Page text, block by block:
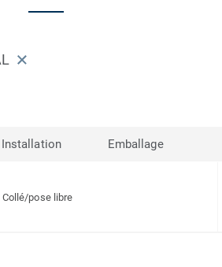
Installation Emballage
Collé/pose libre